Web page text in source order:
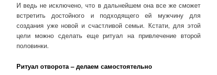
И ведь не исключено, что в дальнейшем она все же сможет
встретить достойного и подходящего ей мужчину для
создания уже новой и счастливой семьи. Кстати, для этой
цели можно сделать еще ритуал на привлечение второй
половинки.
Ритуал отворота – делаем самостоятельно